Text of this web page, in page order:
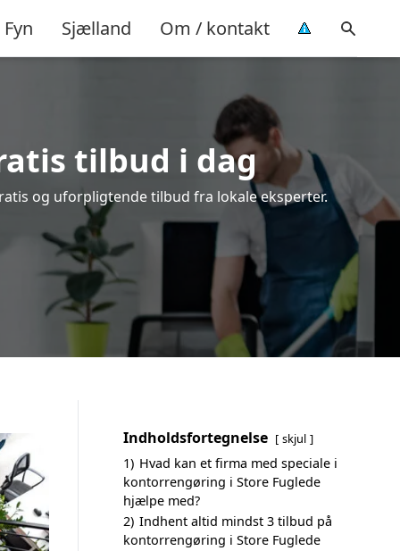
Fyn Sjælland Om / kontakt
tilbud i dag
og uforpligtende tilbud fra lokale eksperter.
Indholdsfortegnelse skjul
1) Hvad kan et firma med speciale i
kontorrengøring i Store Fuglede
hjælpe med?
2) Indhent altid mindst 3 tilbud på
kontorrengøring i Store Fuglede